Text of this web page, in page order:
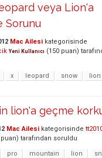
veya Lion'a
Sorunu
Mac Ailesi kategorisinde
Yeni Kullanıcı (150 puan)
x leopard snow lion
lion'a geçme
Mac Ailesi kategorisinde
puan) tarafından soruldu
pro mountain lion